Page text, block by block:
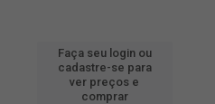
Faça seu login ou
cadastre-se para
ver preços e
comprar